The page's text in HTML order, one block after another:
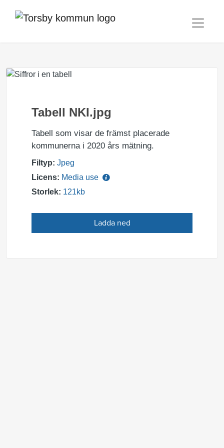
Tabell NKI.jpg
Tabell som visar de främst placerade
kommunerna i 2020 års mätning.
Filtyp: Jpeg
Licens: Media use
Storlek: 121kb
Ladda ned